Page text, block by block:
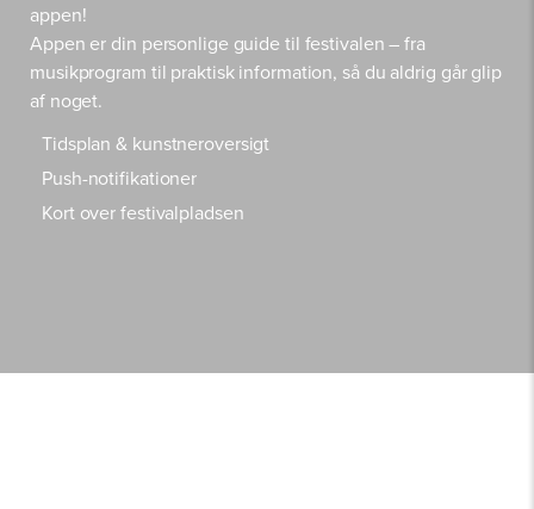
appen!
Appen er din personlige guide til festivalen – fra
musikprogram til praktisk information, så du aldrig går glip
af noget.
Tidsplan & kunstneroversigt
Push-notifikationer
Kort over festivalpladsen